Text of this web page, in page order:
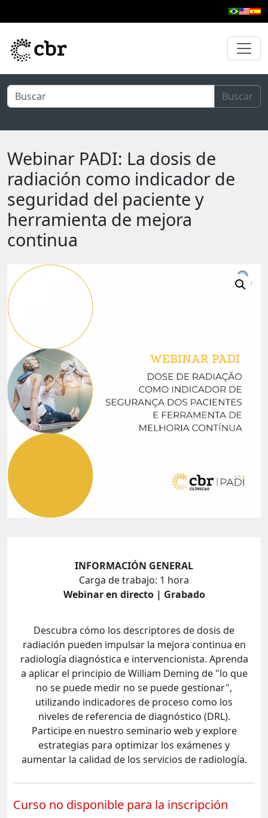
Buscar
Webinar PADI: La dosis de
radiación como indicador de
seguridad del paciente y
herramienta de mejora
continua
INFORMACIÓN GENERAL
Carga de trabajo: 1 hora
Webinar en directo | Grabado
Descubra cómo los descriptores de dosis de
radiación pueden impulsar la mejora continua en
radiología diagnóstica e intervencionista. Aprenda
a aplicar el principio de William Deming de "lo que
no se puede medir no se puede gestionar",
utilizando indicadores de proceso como los
niveles de referencia de diagnóstico (DRL).
Participe en nuestro seminario web y explore
estrategias para optimizar los exámenes y
aumentar la calidad de los servicios de radiología.
Curso no disponible para la inscripción